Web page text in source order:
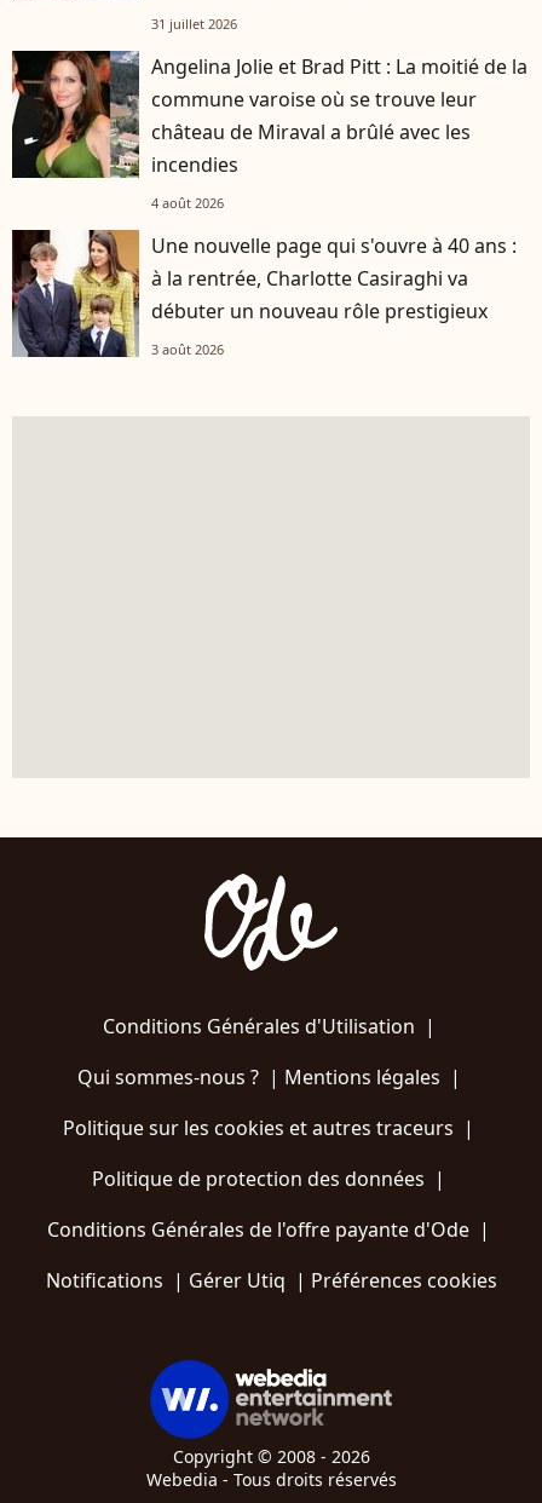
31 juillet 2026
Angelina Jolie et Brad Pitt : La moitié de la
commune varoise où se trouve leur
château de Miraval a brûlé avec les
incendies
4 août 2026
Une nouvelle page qui s'ouvre à 40 ans :
à la rentrée, Charlotte Casiraghi va
débuter un nouveau rôle prestigieux
3 août 2026
Conditions Générales d'Utilisation |
Qui sommes-nous ?| Mentions légales |
Politique sur les cookies et autres traceurs |
Politique de protection des données |
Conditions Générales de l'offre payante d'Ode |
Notifications | Gérer Utiq | Préférences cookies
Copyright © 2008 - 2026
Webedia - Tous droits réservés